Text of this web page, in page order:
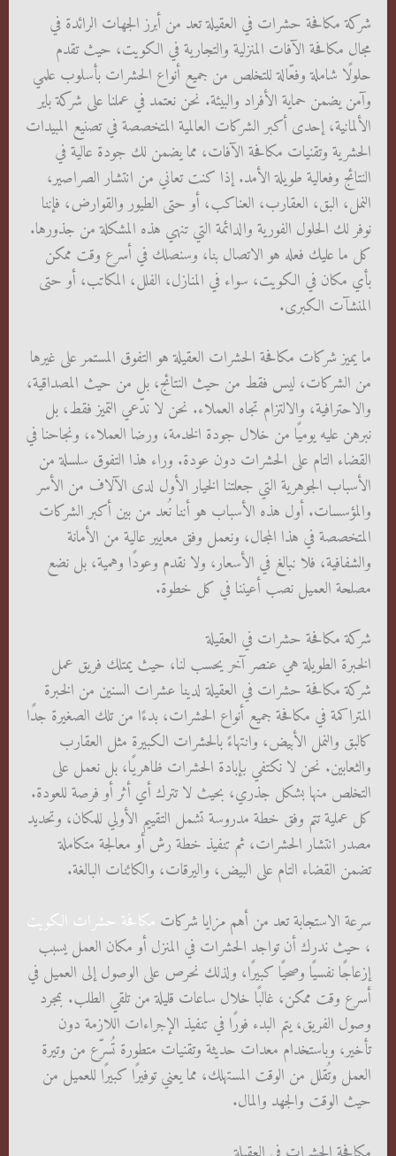
شركة مكافحة حشرات في العقيلة تعد من أبرز الجهات الرائدة في
مجال مكافحة الآفات المنزلية والتجارية في الكويت، حيث تقدم
حلولًا شاملة وفعّالة للتخلص من جميع أنواع الحشرات بأسلوب علمي
وآمن يضمن حماية الأفراد والبيئة. نحن نعتمد في عملنا على شركة باير
الألمانية، إحدى أكبر الشركات العالمية المتخصصة في تصنيع المبيدات
الحشرية وتقنيات مكافحة الآفات، مما يضمن لك جودة عالية في
النتائج وفعالية طويلة الأمد. إذا كنت تعاني من انتشار الصراصير،
النمل، البق، العقارب، العناكب، أو حتى الطيور والقوارض، فإننا
نوفر لك الحلول الفورية والدائمة التي تنهي هذه المشكلة من جذورها.
كل ما عليك فعله هو الاتصال بنا، وسنصلك في أسرع وقت ممكن
بأي مكان في الكويت، سواء في المنازل، الفلل، المكاتب، أو حتى
المنشآت الكبرى.
ما يميز شركات مكافحة الحشرات العقيلة هو التفوق المستمر على غيرها
من الشركات، ليس فقط من حيث النتائج، بل من حيث المصداقية،
والاحترافية، والالتزام تجاه العملاء. نحن لا ندّعي التميز فقط، بل
نبرهن عليه يوميًا من خلال جودة الخدمة، ورضا العملاء، ونجاحنا في
القضاء التام على الحشرات دون عودة. وراء هذا التفوق سلسلة من
الأسباب الجوهرية التي جعلتنا الخيار الأول لدى الآلاف من الأسر
والمؤسسات. أول هذه الأسباب هو أننا نُعد من بين أكبر الشركات
المتخصصة في هذا المجال، ونعمل وفق معايير عالية من الأمانة
والشفافية، فلا نبالغ في الأسعار، ولا نقدم وعودًا وهمية، بل نضع
مصلحة العميل نصب أعيننا في كل خطوة.
شركة مكافحة حشرات في العقيلة
الخبرة الطويلة هي عنصر آخر يحسب لنا، حيث يمتلك فريق عمل
شركة مكافحة حشرات في العقيلة لدينا عشرات السنين من الخبرة
المتراكمة في مكافحة جميع أنواع الحشرات، بدءًا من تلك الصغيرة جدًا
كالبق والنمل الأبيض، وانتهاءً بالحشرات الكبيرة مثل العقارب
والثعابين. نحن لا نكتفي بإبادة الحشرات ظاهريًا، بل نعمل على
التخلص منها بشكل جذري، بحيث لا تترك أي أثر أو فرصة للعودة.
كل عملية تتم وفق خطة مدروسة تشمل التقييم الأولي للمكان، وتحديد
مصدر انتشار الحشرات، ثم تنفيذ خطة رش أو معالجة متكاملة
تضمن القضاء التام على البيض، واليرقات، والكائنات البالغة.
سرعة الاستجابة تعد من أهم مزايا شركات مكافحة حشرات الكويت
، حيث ندرك أن تواجد الحشرات في المنزل أو مكان العمل يسبب
إزعاجًا نفسيًا وصحيًا كبيرًا، ولذلك نحرص على الوصول إلى العميل في
أسرع وقت ممكن، غالبًا خلال ساعات قليلة من تلقي الطلب. بمجرد
وصول الفريق، يتم البدء فورًا في تنفيذ الإجراءات اللازمة دون
تأخير، وباستخدام معدات حديثة وتقنيات متطورة تُسرّع من وتيرة
العمل وتُقلل من الوقت المستهلك، مما يعني توفيرًا كبيرًا للعميل من
حيث الوقت والجهد والمال.